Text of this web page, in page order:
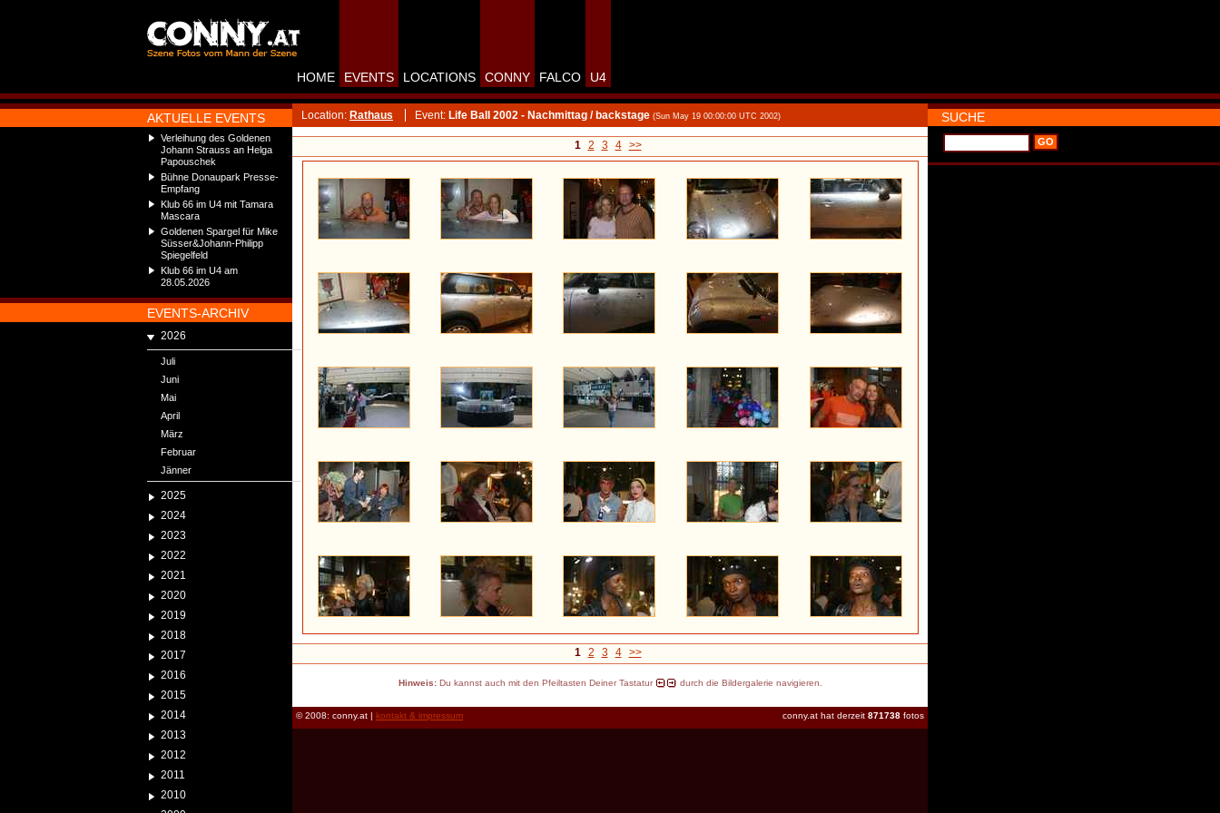
AKTUELLE EVENTS
Verleihung des Goldenen
Johann Strauss an Helga
Papouschek
Bühne Donaupark Presse-
Empfang
Klub 66 im U4 mit Tamara
Mascara
Goldenen Spargel für Mike
Süsser&Johann-Philipp
Spiegelfeld
Klub 66 im U4 am
28.05.2026
EVENTS-ARCHIV
2026
Juli
Juni
Mai
April
März
Februar
Jänner
2025
2024
2023
2022
2021
2020
2019
2018
2017
2016
2015
2014
2013
2012
2011
2010
HOME EVENTS LOCATIONS CONNY FALCO U4
Location: Rathaus Event: Life Ball 2002 - Nachmittag / backstage (Sun May 19 00:00:00 UTC 2002)
1 2 3 4 >>
1 2 3 4 >>
Hinweis:Du kannst auch mit den Pfeiltasten Deiner Tastatur durch die Bildergalerie navigieren.
conny.at hat derzeit 871738 fotos
© 2008: conny.at | kontakt & impressum
SUCHE